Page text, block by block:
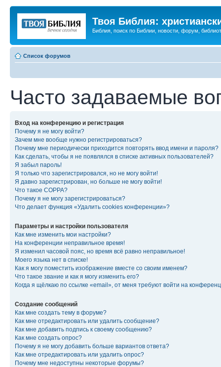
Твоя Библия:
Библия, поиск по Библии, новости, форум,
Список форумов
Часто задаваемые
Вход на конференцию и регистрация
Почему я не могу войти?
Зачем мне вообще нужно регистрироваться?
Почему мне периодически приходится повторять ввод имени и пароля?
Как сделать, чтобы я не появлялся в списке активных пользователей?
Я забыл пароль!
Я только что зарегистрировался, но не могу войти!
Я давно зарегистрирован, но больше не могу войти!
Что такое COPPA?
Почему я не могу зарегистрироваться?
Что делает функция «Удалить cookies конференции»?
Параметры и настройки пользователя
Как мне изменить мои настройки?
На конференции неправильное время!
Я изменил часовой пояс, но время всё равно неправильное!
Моего языка нет в списке!
Как я могу поместить изображение вместе со своим именем?
Что такое звание и как я могу изменить его?
Когда я щёлкаю по ссылке «email», от меня требуют войти на
Создание сообщений
Как мне создать тему в форуме?
Как мне отредактировать или удалить сообщение?
Как мне добавить подпись к своему сообщению?
Как мне создать опрос?
Почему я не могу добавить больше вариантов ответа?
Как мне отредактировать или удалить опрос?
Почему мне недоступны некоторые форумы?